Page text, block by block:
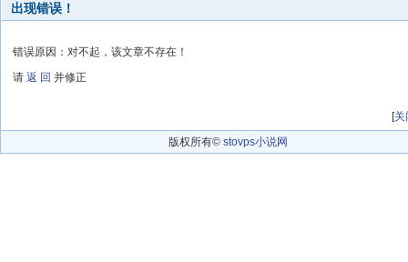
出现错误！
错误原因：对不起，该文章不存在！
请 返 回 并修正
[关
版权所有© stovps小说网